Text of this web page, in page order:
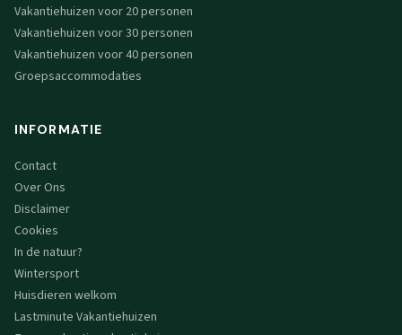
Vakantiehuizen voor 20 personen
Vakantiehuizen voor 30 personen
Vakantiehuizen voor 40 personen
Groepsaccommodaties
INFORMATIE
Contact
Over Ons
Disclaimer
Cookies
In de natuur?
Wintersport
Huisdieren welkom
Lastminute Vakantiehuizen